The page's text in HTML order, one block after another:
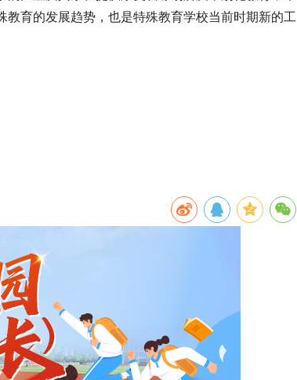
育的发展趋势，也是特殊教育学校当前时期新的工